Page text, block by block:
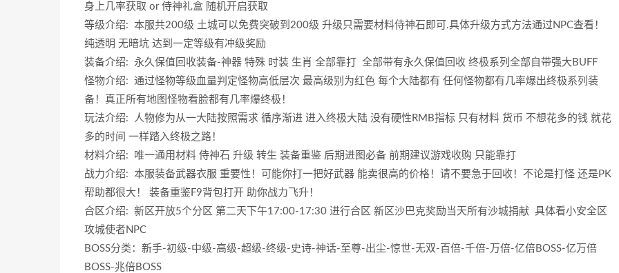
身上几率获取 or 侍神礼盒 随机开启获取
等级介绍: 本服共200级 土城可以免费突破到200级 升级只需要材料侍神石即可.具体升级方式方法通过NPC查看！
纯透明 无暗坑 达到一定等级有冲级奖励
装备介绍: 永久保值回收装备-神器 特殊 时装 生肖 全部靠打 全部带有永久保值回收 终极系列全部自带强大BUFF
怪物介绍: 通过怪物等级血量判定怪物高低层次 最高级别为红色 每个大陆都有 任何怪物都有几率爆出终极系列装
备！真正所有地图怪物看脸都有几率爆终极！
玩法介绍: 人物修为从一大陆按照需求 循序渐进 进入终极大陆 没有硬性RMB指标 只有材料 货币 不想花多的钱 就花
多的时间 一样踏入终极之路！
材料介绍: 唯一通用材料 侍神石 升级 转生 装备重鉴 后期进图必备 前期建议游戏收购 只能靠打
战力介绍: 本服装备武器衣服 重要性！可能你打一把好武器 能卖很高的价格！请不要急于回收！不论是打怪 还是PK
帮助都很大！ 装备重鉴F9背包打开 助你战力飞升！
合区介绍: 新区开放5个分区 第二天下午17:00-17:30 进行合区 新区沙巴克奖励当天所有沙城捐献 具体看小安全区
攻城使者NPC
BOSS分类：新手-初级-中级-高级-超级-终级-史诗-神话-至尊-出尘-惊世-无双-百倍-千倍-万倍-亿倍BOSS-亿万倍
BOSS-兆倍BOSS